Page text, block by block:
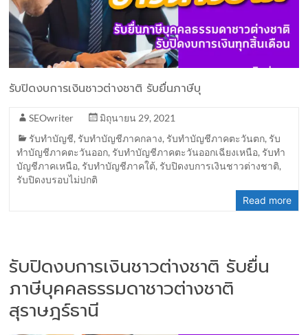
รับปิดงบการเงินชาวต่างชาติ รับยื่นภาษีบุ
SEOwriter
มิถุนายน 29, 2021
รับทำบัญชี, รับทำบัญชีภาคกลาง, รับทำบัญชีภาคตะวันตก, รับ
ทำบัญชีภาคตะวันออก, รับทำบัญชีภาคตะวันออกเฉียงเหนือ, รับทำ
บัญชีภาคเหนือ, รับทำบัญชีภาคใต้, รับปิดงบการเงินชาวต่างชาติ,
รับปิดงบรอบไม่ปกติ
Read more
รับปิดงบการเงินชาวต่างชาติ รับยื่น
ภาษีบุคคลธรรมดาชาวต่างชาติ
สุราษฎร์ธานี